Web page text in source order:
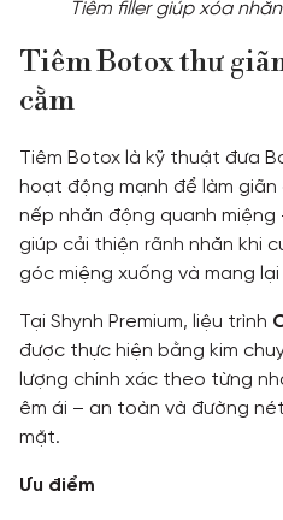
Tiêm filler giúp xóa
Tiêm Botox thư
cằm
Tiêm Botox là kỹ thuật đưa
hoạt động mạnh để làm
nếp nhăn động quanh miệng
giúp cải thiện rãnh nhăn khi
góc miệng xuống và mang
Tại Shynh Premium, liệu trình
được thực hiện bằng kim
lượng chính xác theo từng
êm ái – an toàn và đường
mặt.
Ưu điểm